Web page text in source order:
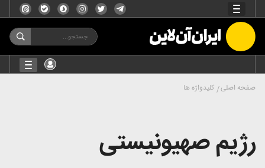
صفحه اصلی کلیدواژه ها
رژیم صهیونیستی